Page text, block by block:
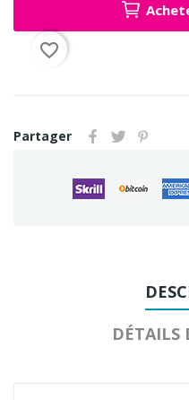
favorite_border
Partager
DÉTAILS